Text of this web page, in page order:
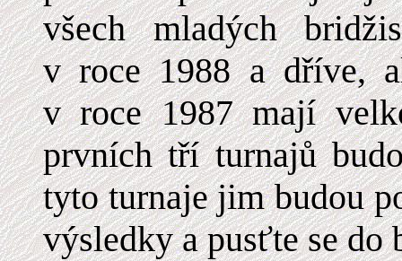
všech mladých
v roce 1988 a dříve,
v roce 1987 mají
prvních tří turnajů
tyto turnaje jim budou
výsledky a pusťte se do